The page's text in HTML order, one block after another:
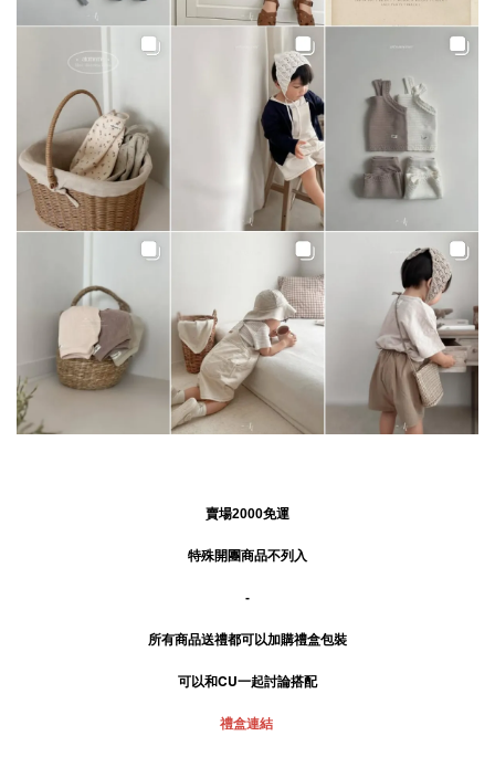
賣場2000免運
特殊開團商品不列入
-
所有商品送禮都可以加購禮盒包裝
可以和CU一起討論搭配
禮盒連結